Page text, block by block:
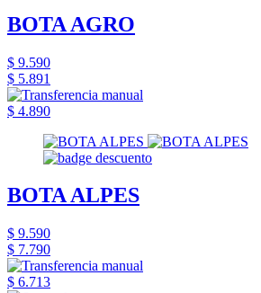
BOTA AGRO
$ 9.590
$ 5.891
$ 4.890
BOTA ALPES
$ 9.590
$ 7.790
$ 6.713